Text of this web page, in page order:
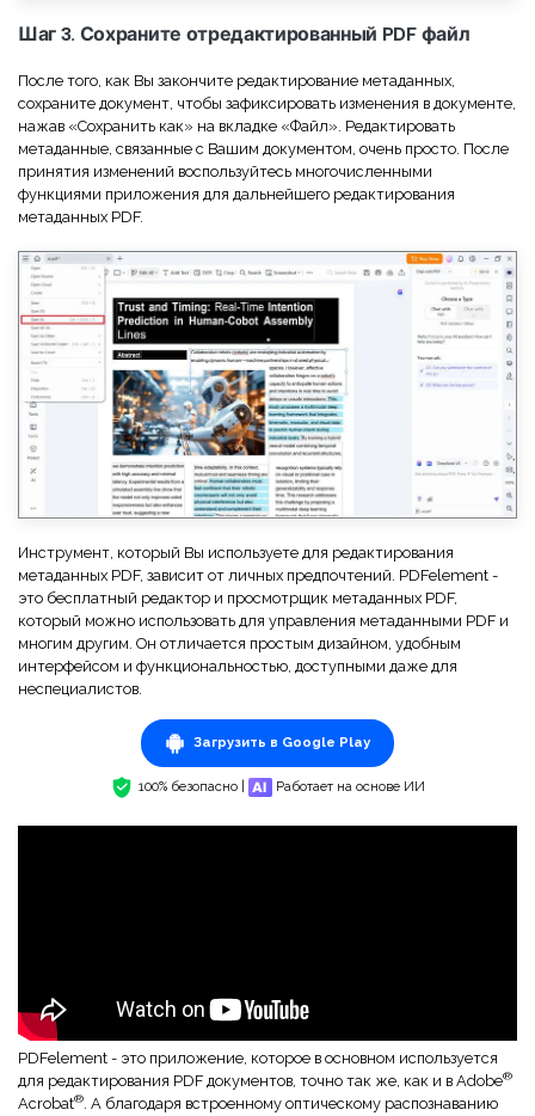
Шаг 3. Сохраните отредактированный PDF файл
После того, как Вы закончите редактирование метаданных,
сохраните документ, чтобы зафиксировать изменения в документе,
нажав «Сохранить как» на вкладке «Файл». Редактировать
метаданные, связанные с Вашим документом, очень просто. После
принятия изменений воспользуйтесь многочисленными
функциями приложения для дальнейшего редактирования
метаданных PDF.
Инструмент, который Вы используете для редактирования
метаданных PDF, зависит от личных предпочтений. PDFelement -
это бесплатный редактор и просмотрщик метаданных PDF,
который можно использовать для управления метаданными PDF и
многим другим. Он отличается простым дизайном, удобным
интерфейсом и функциональностью, доступными даже для
неспециалистов.
Загрузить в Google Play
100% безопасно | Работает на основе ИИ
PDFelement - это приложение, которое в основном используется
для редактирования PDF документов, точно так же, как и в Adobe®
Acrobat®. А благодаря встроенному оптическому распознаванию